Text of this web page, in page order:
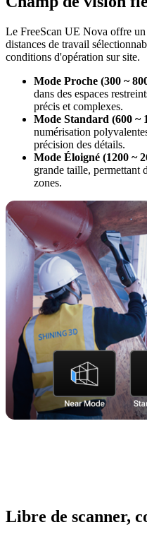
Le FreeScan UE Nova offre
distances de travail
conditions d'opération sur site.
Mode Proche (300 ~
dans des espaces
précis et complexes.
Mode Standard (600 ~
numérisation
précision des détails.
Mode Éloigné (1200 ~
grande taille, permettant
zones.
Libre de scanner,